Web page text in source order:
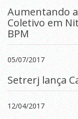
Aumentando
Coletivo em
BPM
05/07/2017
Setrerj lança
12/04/2017